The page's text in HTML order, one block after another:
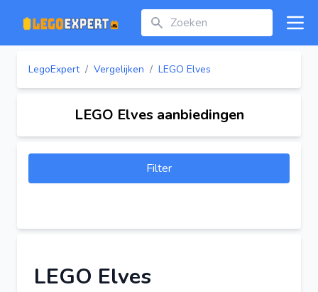
Zoeken
LegoExpert / Vergelijken / LEGO Elves
LEGO Elves aanbiedingen
Filter
LEGO Elves